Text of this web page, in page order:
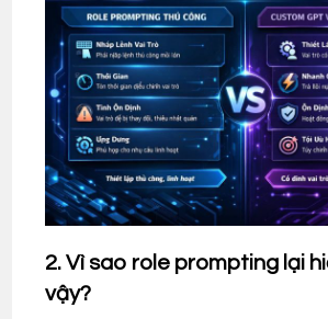
2. Vì sao role prompting lại
vậy?